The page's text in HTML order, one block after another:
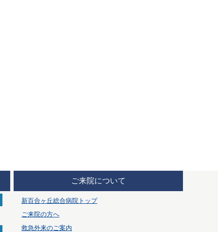
ご来院について
新百合ヶ丘総合病院トップ
ご来院の方へ
救急外来のご案内